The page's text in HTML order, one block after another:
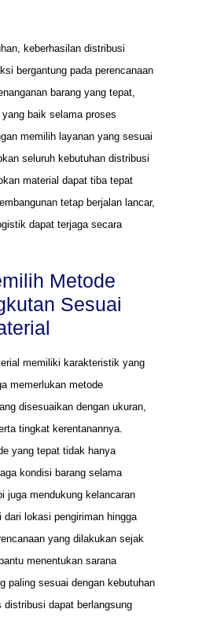
keberhasilan distribusi
bergantung pada perencanaan
barang yang tepat,
baik selama proses
memilih layanan yang sesuai
seluruh kebutuhan distribusi
material dapat tiba tepat
tetap berjalan lancar,
dapat terjaga secara
Metode
Sesuai
memiliki karakteristik yang
memerlukan metode
disesuaikan dengan ukuran,
tingkat kerentanannya.
yang tepat tidak hanya
kondisi barang selama
juga mendukung kelancaran
dari lokasi pengiriman hingga
yang dilakukan sejak
menentukan sarana
paling sesuai dengan kebutuhan
distribusi dapat berlangsung